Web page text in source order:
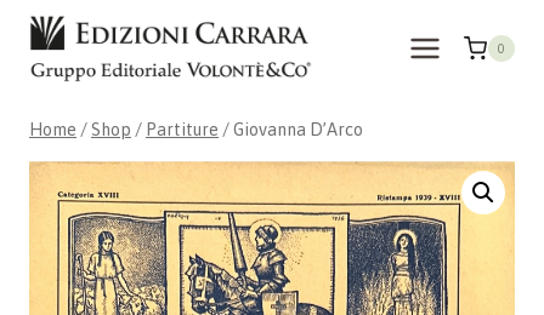
Skip
content
0
Home / Shop / Partiture /Giovanna D’Arco